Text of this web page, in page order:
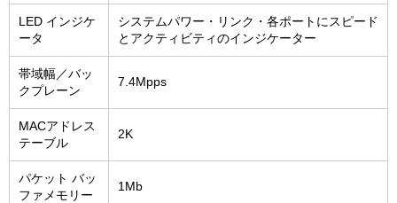
LED インジケ
ータ
システムパワー・リンク・各ポートにスピード
とアクティビティのインジケーター
帯域幅／バッ
クプレーン
7.4Mpps
MACアドレス
テーブル
2K
パケット バッ
ファメモリー
1Mb